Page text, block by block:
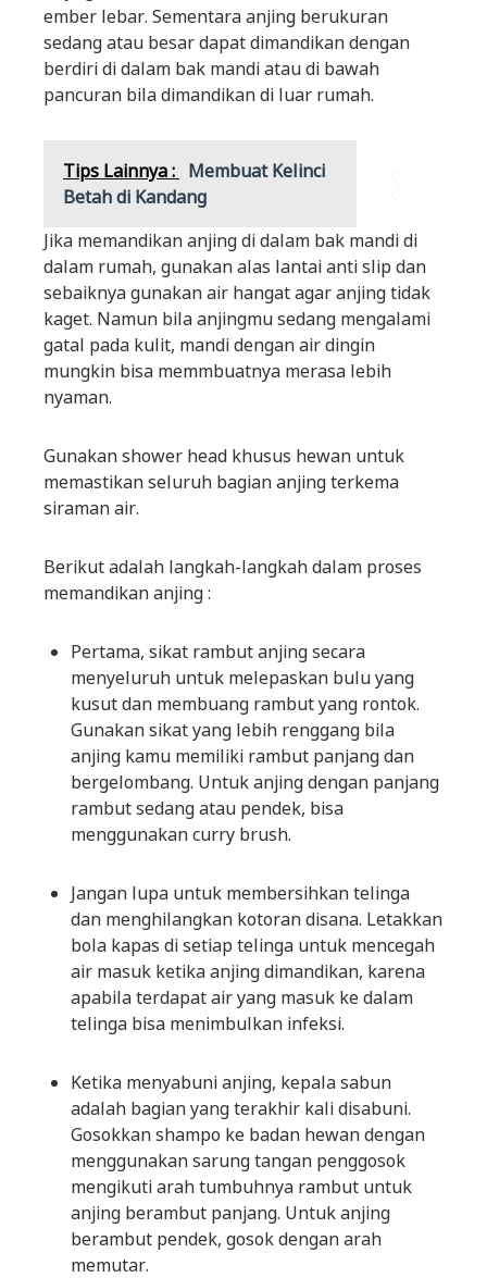
ember lebar. Sementara anjing berukuran
sedang atau besar dapat dimandikan dengan
berdiri di dalam bak mandi atau di bawah
pancuran bila dimandikan di luar rumah.
Tips Lainnya : Membuat Kelinci
Betah di Kandang
Jika memandikan anjing di dalam bak mandi di
dalam rumah, gunakan alas lantai anti slip dan
sebaiknya gunakan air hangat agar anjing tidak
kaget. Namun bila anjingmu sedang mengalami
gatal pada kulit, mandi dengan air dingin
mungkin bisa memmbuatnya merasa lebih
nyaman.
Gunakan shower head khusus hewan untuk
memastikan seluruh bagian anjing terkema
siraman air.
Berikut adalah langkah-langkah dalam proses
memandikan anjing :
Pertama, sikat rambut anjing secara
menyeluruh untuk melepaskan bulu yang
kusut dan membuang rambut yang rontok.
Gunakan sikat yang lebih renggang bila
anjing kamu memiliki rambut panjang dan
bergelombang. Untuk anjing dengan panjang
rambut sedang atau pendek, bisa
menggunakan curry brush.
Jangan lupa untuk membersihkan telinga
dan menghilangkan kotoran disana. Letakkan
bola kapas di setiap telinga untuk mencegah
air masuk ketika anjing dimandikan, karena
apabila terdapat air yang masuk ke dalam
telinga bisa menimbulkan infeksi.
Ketika menyabuni anjing, kepala sabun
adalah bagian yang terakhir kali disabuni.
Gosokkan shampo ke badan hewan dengan
menggunakan sarung tangan penggosok
mengikuti arah tumbuhnya rambut untuk
anjing berambut panjang. Untuk anjing
berambut pendek, gosok dengan arah
memutar.